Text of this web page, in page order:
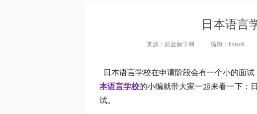
日本语言
来源：蔚蓝留学网 编辑：lixiaoli
日本语言学校在申请阶段会有一个小的面
本语言学校的小编就带大家一起来看一下：
试。